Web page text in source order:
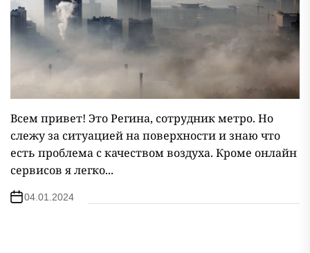
Всем привет! Это Регина, сотрудник метро. Но
слежу за ситуацией на поверхности и знаю что
есть проблема с качеством воздуха. Кроме онлайн
сервисов я легко...
04.01.2024